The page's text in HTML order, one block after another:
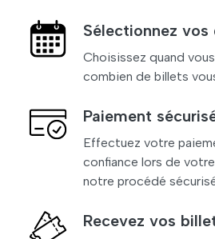
Sélectionnez
Choisissez quand
combien de billets
Paiement
Effectuez votre
confiance lors de
notre procédé
Recevez vos